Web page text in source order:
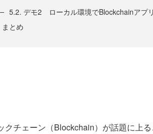
5.2. デモ2 ローカル環境でBlockchainアプ
まとめ
チェーン（Blockchain）が話題に上